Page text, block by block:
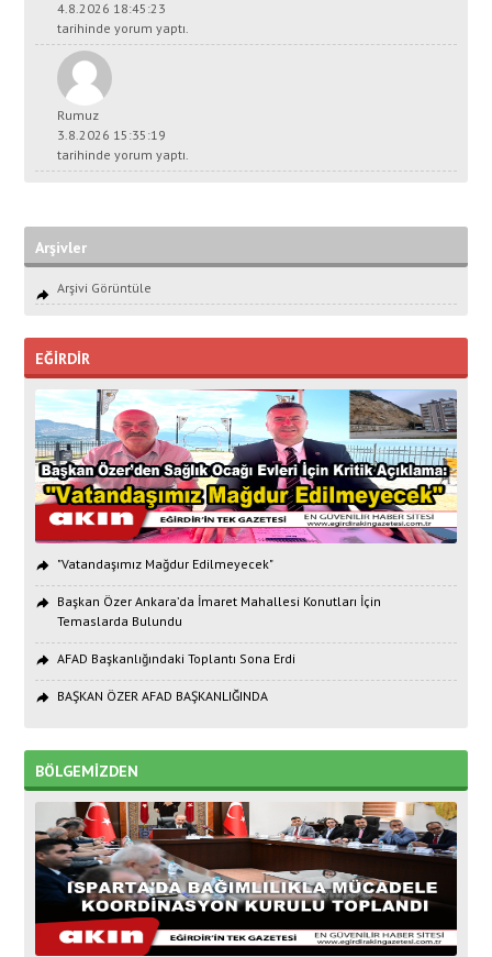
4.8.2026 18:45:23
tarihinde yorum yaptı.
Rumuz
3.8.2026 15:35:19
tarihinde yorum yaptı.
Arşivler
Arşivi Görüntüle
EĞİRDİR
"Vatandaşımız Mağdur Edilmeyecek"
Başkan Özer Ankara’da İmaret Mahallesi Konutları İçin
Temaslarda Bulundu
AFAD Başkanlığındaki Toplantı Sona Erdi
BAŞKAN ÖZER AFAD BAŞKANLIĞINDA
BÖLGEMİZDEN